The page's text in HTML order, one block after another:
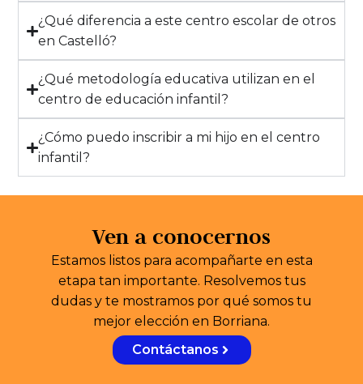
¿Qué diferencia a este centro escolar de otros
en Castelló?
¿Qué metodología educativa utilizan en el
centro de educación infantil?
¿Cómo puedo inscribir a mi hijo en el centro
infantil?
Ven a conocernos
Estamos listos para acompañarte en esta
etapa tan importante. Resolvemos tus
dudas y te mostramos por qué somos tu
mejor elección en Borriana.
Contáctanos